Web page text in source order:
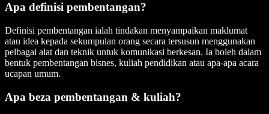
Apa definisi pembentangan?
Definisi pembentangan ialah tindakan menyampaikan maklumat
atau idea kepada sekumpulan orang secara tersusun menggunakan
pelbagai alat dan teknik untuk komunikasi berkesan. Ia boleh dalam
bentuk pembentangan bisnes, kuliah pendidikan atau apa-apa acara
ucapan umum.
Apa beza pembentangan & kuliah?